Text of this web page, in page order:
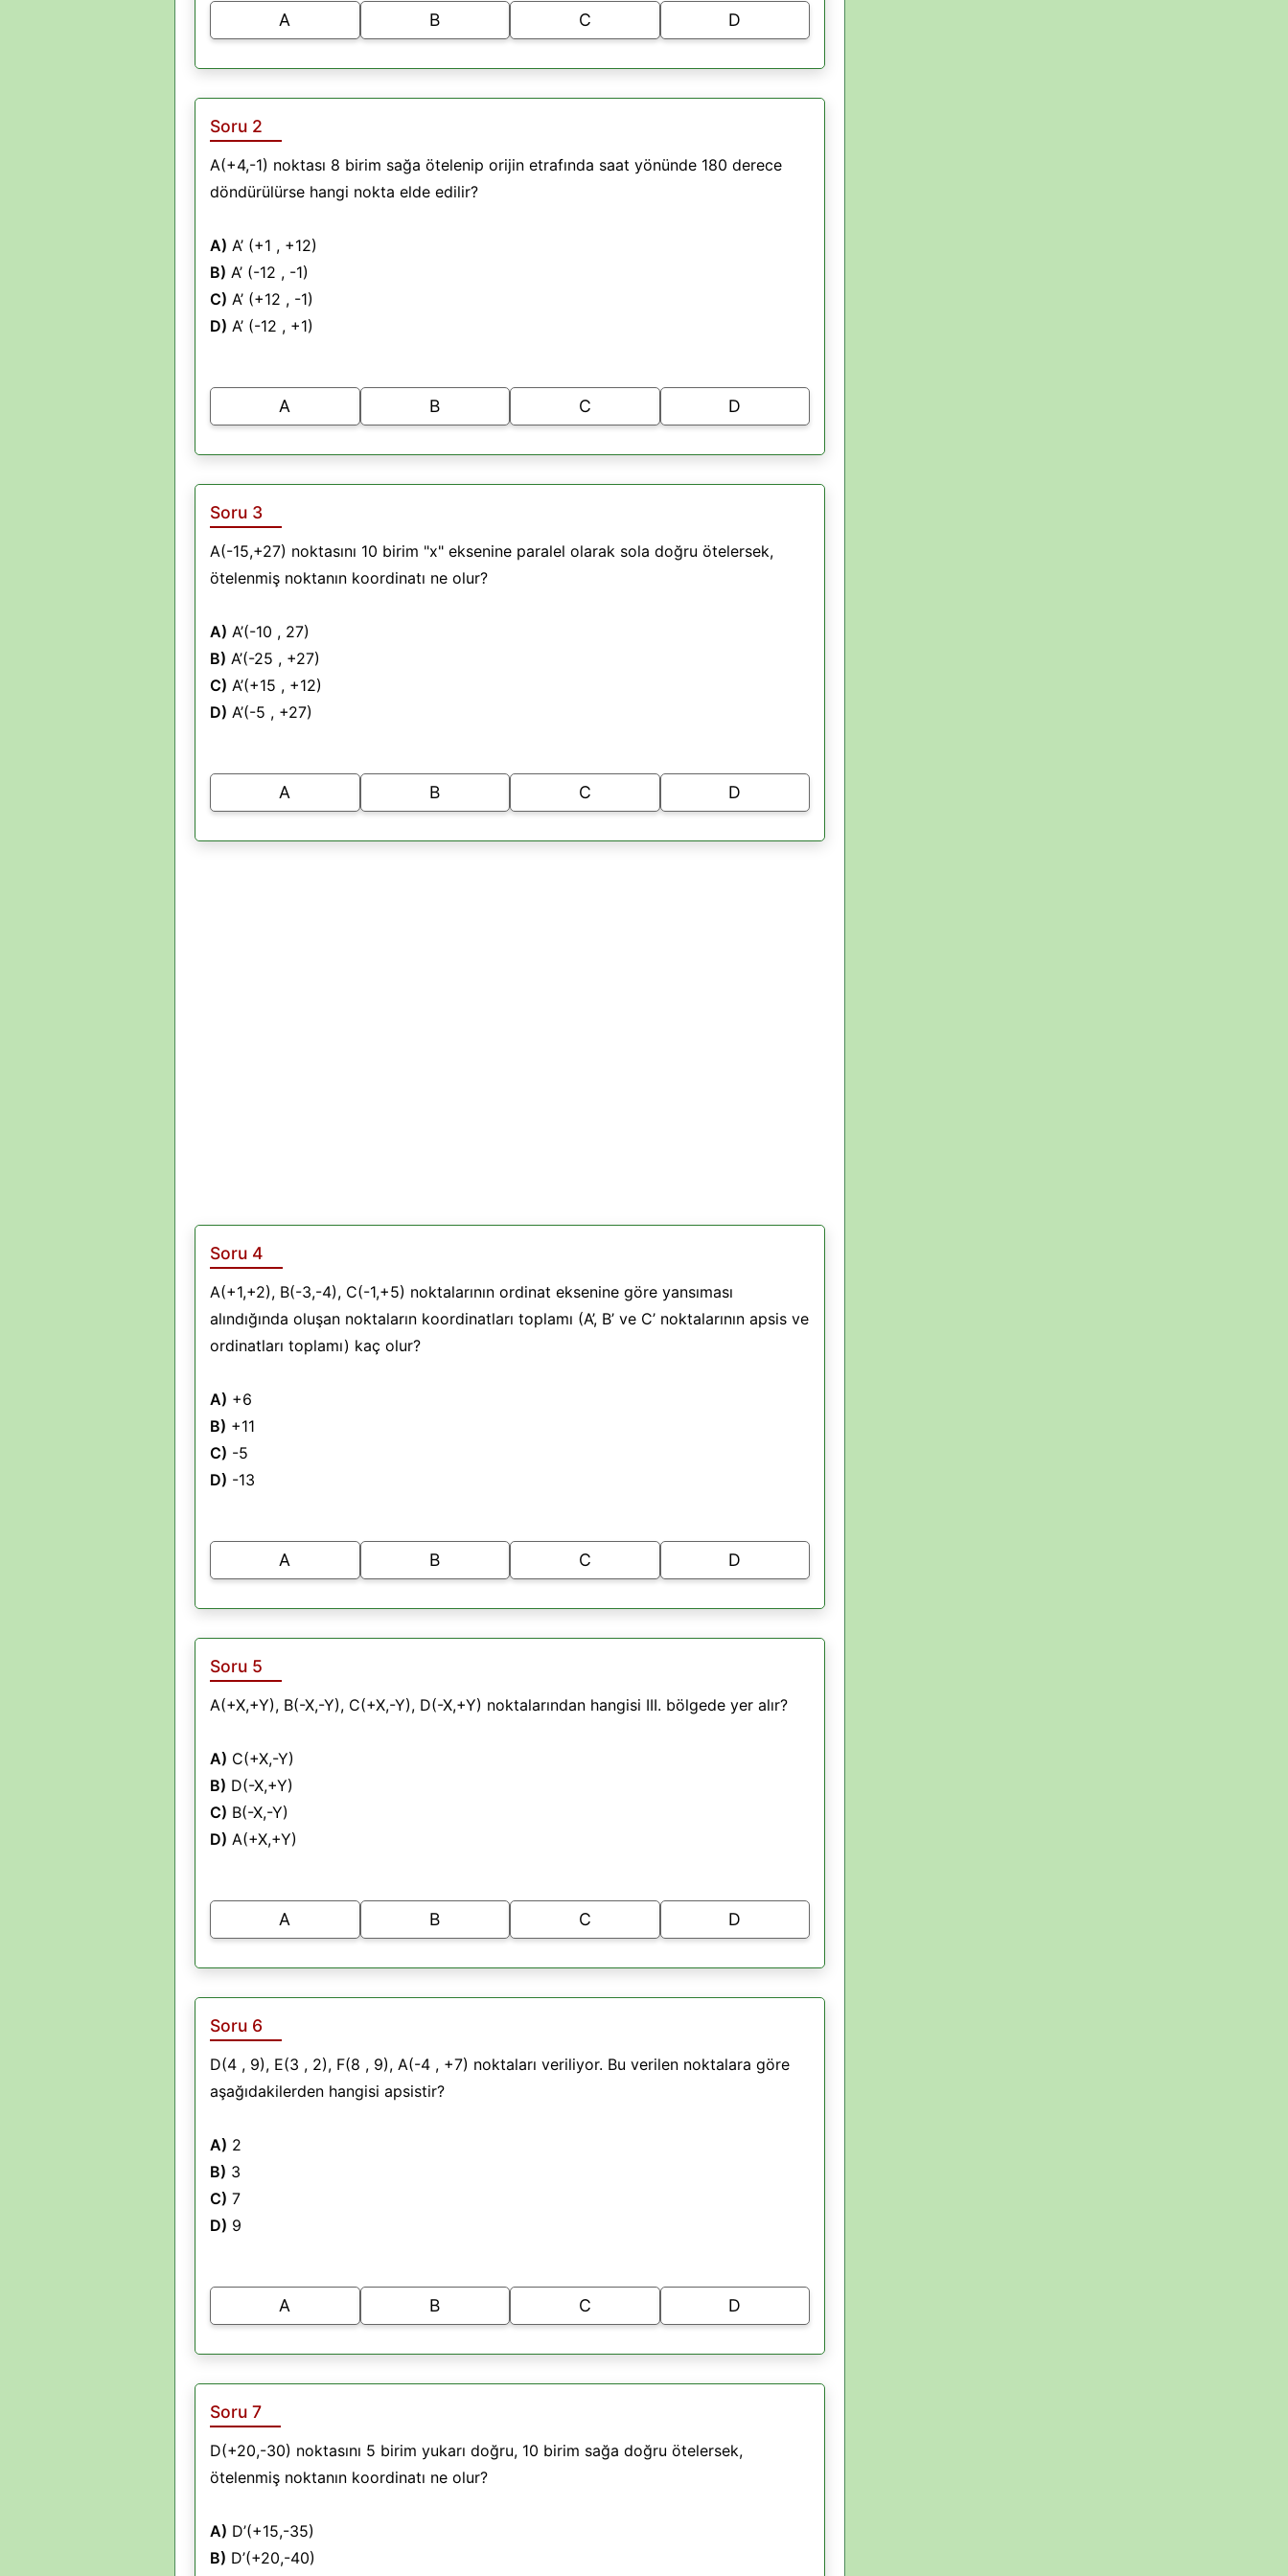
A B C D
Soru 2
A(+4,-1) noktası 8 birim sağa ötelenip orijin etrafında saat yönünde 180 derece
döndürülürse hangi nokta elde edilir?
A) A’ (+1 , +12)
B) A’ (-12 , -1)
C) A’ (+12 , -1)
D) A’ (-12 , +1)
A B C D
Soru 3
A(-15,+27) noktasını 10 birim "x" eksenine paralel olarak sola doğru ötelersek,
ötelenmiş noktanın koordinatı ne olur?
A) A’(-10 , 27)
B) A’(-25 , +27)
C) A’(+15 , +12)
D) A’(-5 , +27)
A B C D
Soru 4
A(+1,+2), B(-3,-4), C(-1,+5) noktalarının ordinat eksenine göre yansıması
alındığında oluşan noktaların koordinatları toplamı (A’, B’ ve C’ noktalarının apsis ve
ordinatları toplamı) kaç olur?
A) +6
B) +11
C) -5
D) -13
A B C D
Soru 5
A(+X,+Y), B(-X,-Y), C(+X,-Y), D(-X,+Y) noktalarından hangisi III. bölgede yer alır?
A) C(+X,-Y)
B) D(-X,+Y)
C) B(-X,-Y)
D) A(+X,+Y)
A B C D
Soru 6
D(4 , 9), E(3 , 2), F(8 , 9), A(-4 , +7) noktaları veriliyor. Bu verilen noktalara göre
aşağıdakilerden hangisi apsistir?
A) 2
B) 3
C) 7
D) 9
A B C D
Soru 7
D(+20,-30) noktasını 5 birim yukarı doğru, 10 birim sağa doğru ötelersek,
ötelenmiş noktanın koordinatı ne olur?
A) D’(+15,-35)
B) D’(+20,-40)